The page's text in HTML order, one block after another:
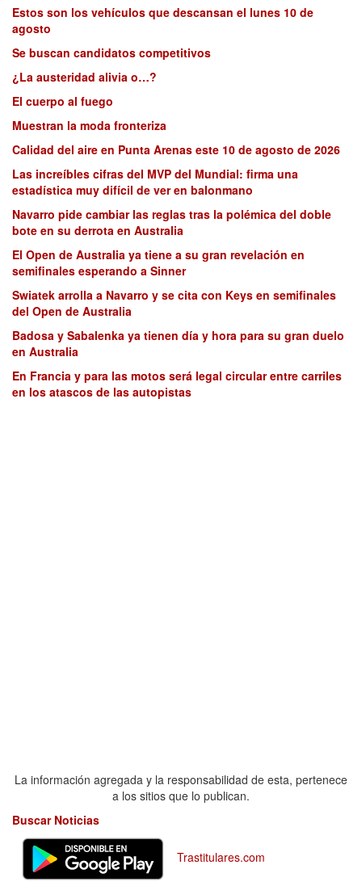
Estos son los vehículos que descansan el lunes 10 de
agosto
Se buscan candidatos competitivos
¿La austeridad alivia o…?
El cuerpo al fuego
Muestran la moda fronteriza
Calidad del aire en Punta Arenas este 10 de agosto de 2026
Las increíbles cifras del MVP del Mundial: firma una
estadística muy difícil de ver en balonmano
Navarro pide cambiar las reglas tras la polémica del doble
bote en su derrota en Australia
El Open de Australia ya tiene a su gran revelación en
semifinales esperando a Sinner
Swiatek arrolla a Navarro y se cita con Keys en semifinales
del Open de Australia
Badosa y Sabalenka ya tienen día y hora para su gran duelo
en Australia
En Francia y para las motos será legal circular entre carriles
en los atascos de las autopistas
La información agregada y la responsabilidad de esta, pertenece
a los sitios que lo publican.
Buscar Noticias
Trastitulares.com